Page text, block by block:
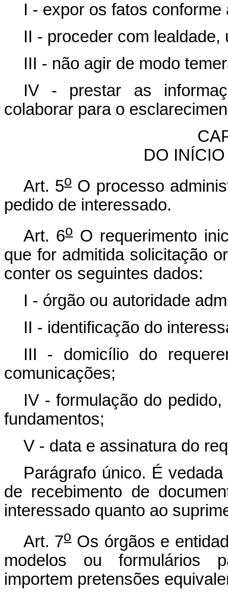
I - expor os fatos conforme
II - proceder com lealdade,
III - não agir de modo
IV - prestar as
colaborar para o
DO
Art. 5oO processo
pedido de interessado.
Art. 6oO requerimento
que for admitida solicitação
conter os seguintes dados:
I - órgão ou autoridade
II - identificação do
III - domicílio do
comunicações;
IV - formulação do
fundamentos;
V - data e assinatura do
Parágrafo único. É
de recebimento de
interessado quanto ao
Art. 7oOs órgãos e
modelos ou formulários
importem pretensões